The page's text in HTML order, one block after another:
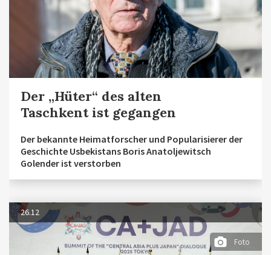
Der „Hüter“ des alten
Taschkent ist gegangen
Der bekannte Heimatforscher und Popularisierer der
Geschichte Usbekistans Boris Anatoljewitsch
Golender ist verstorben
26.12
Foto